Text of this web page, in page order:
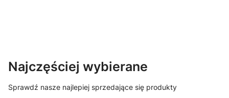
Najczęściej wybierane
Sprawdź nasze najlepiej sprzedające się produkty